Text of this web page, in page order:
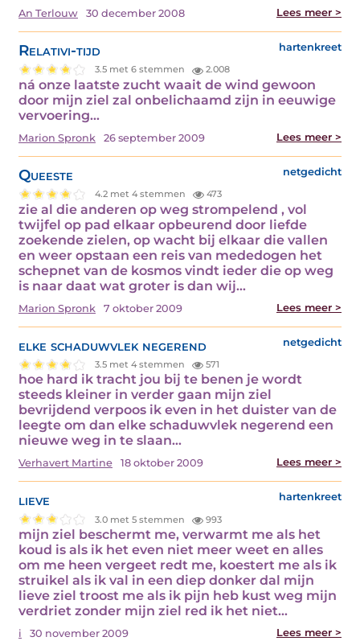
An Terlouw 30 december 2008 Lees meer >
Relativi-tijd hartenkreet
3.5 met 6 stemmen 2.008
ná onze laatste zucht waait de wind gewoon
door mijn ziel zal onbelichaamd zijn in eeuwige
vervoering…
Marion Spronk 26 september 2009 Lees meer >
Queeste netgedicht
4.2 met 4 stemmen 473
zie al die anderen op weg strompelend , vol
twijfel op pad elkaar opbeurend door liefde
zoekende zielen, op wacht bij elkaar die vallen
en weer opstaan een reis van mededogen het
schepnet van de kosmos vindt ieder die op weg
is naar daat wat groter is dan wij…
Marion Spronk 7 oktober 2009 Lees meer >
elke schaduwvlek negerend netgedicht
3.5 met 4 stemmen 571
hoe hard ik tracht jou bij te benen je wordt
steeds kleiner in verder gaan mijn ziel
bevrijdend verpoos ik even in het duister van de
leegte om dan elke schaduwvlek negerend een
nieuwe weg in te slaan…
Verhavert Martine 18 oktober 2009 Lees meer >
lieve hartenkreet
3.0 met 5 stemmen 993
mijn ziel beschermt me, verwarmt me als het
koud is als ik het even niet meer weet en alles
om me heen vergeet redt me, koestert me als ik
struikel als ik val in een diep donker dal mijn
lieve ziel troost me als ik pijn heb kust weg mijn
verdriet zonder mijn ziel red ik het niet…
i 30 november 2009 Lees meer >